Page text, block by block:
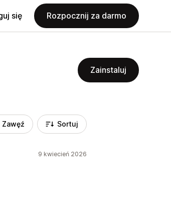
się Rozpocznij za darmo
Zainstaluj
Zawęź Sortuj
9 kwiecień 2026